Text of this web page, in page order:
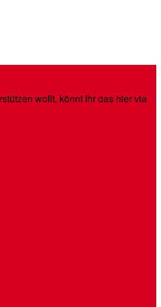
wollt, könnt Ihr das hier via